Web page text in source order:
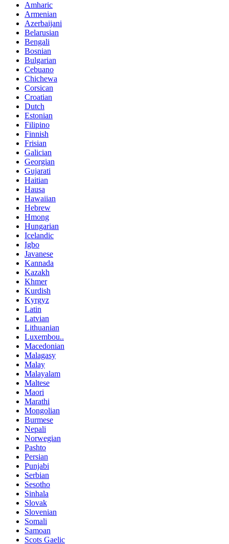
Amharic
Armenian
Azerbaijani
Belarusian
Bengali
Bosnian
Bulgarian
Cebuano
Chichewa
Corsican
Croatian
Dutch
Estonian
Filipino
Finnish
Frisian
Galician
Georgian
Gujarati
Haitian
Hausa
Hawaiian
Hebrew
Hmong
Hungarian
Icelandic
Igbo
Javanese
Kannada
Kazakh
Khmer
Kurdish
Kyrgyz
Latin
Latvian
Lithuanian
Luxembou..
Macedonian
Malagasy
Malay
Malayalam
Maltese
Maori
Marathi
Mongolian
Burmese
Nepali
Norwegian
Pashto
Persian
Punjabi
Serbian
Sesotho
Sinhala
Slovak
Slovenian
Somali
Samoan
Scots Gaelic